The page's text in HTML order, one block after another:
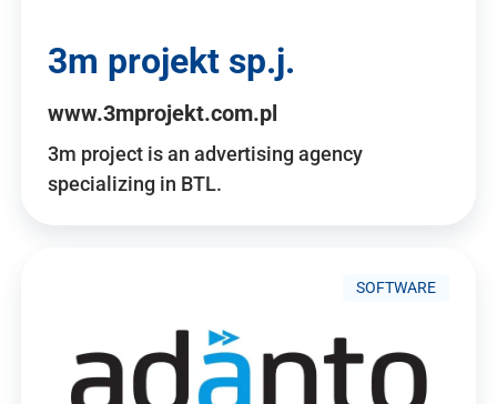
3m projekt sp.j.
www.3mprojekt.com.pl
3m project is an advertising agency
specializing in BTL.
SOFTWARE